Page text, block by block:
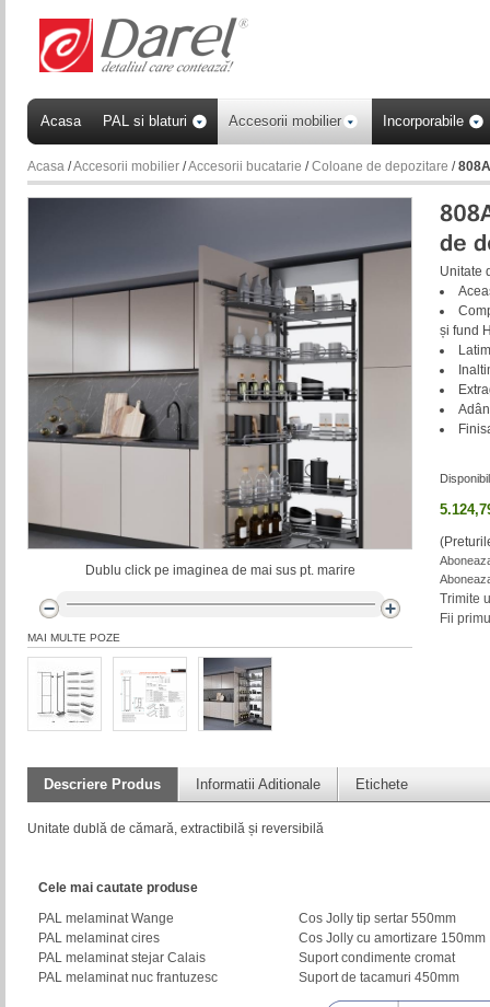
Unitate
și fund
Trimite
Fii
Dublu click pe imaginea de mai sus pt. marire
MAI MULTE POZE
Descriere Produs Informatii Aditionale Etichete
Unitate dublă de cămară, extractibilă și reversibilă
Acasa PAL si blaturi Accesorii mobilier Incorporabile
Acasa /Accesorii mobilier /Accesorii bucatarie /Coloane de depozitare /
Cele mai cautate produse
PAL melaminat Wange
Cos Jolly tip sertar 550mm
PAL melaminat cires
Cos Jolly cu amortizare 150mm
PAL melaminat stejar Calais
Suport condimente cromat
PAL melaminat nuc frantuzesc
Suport de tacamuri 450mm